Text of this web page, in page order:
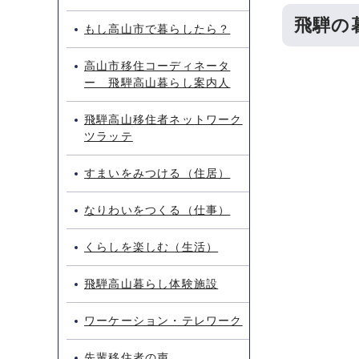
飛騨の
もし高山市で暮らしたら？
高山市移住コーディネータ
ー 飛騨高山暮らし案内人
飛騨高山移住者ネットワーク
ツラッテ
すまいをみつける（住居）
なりわいをつくる（仕事）
くらしを楽しむ（生活）
飛騨高山暮らし体験施設
ワーケーション・テレワーク